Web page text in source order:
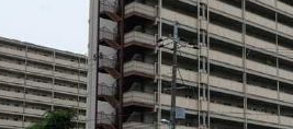
国産車 レクサス
ホンダ
三菱